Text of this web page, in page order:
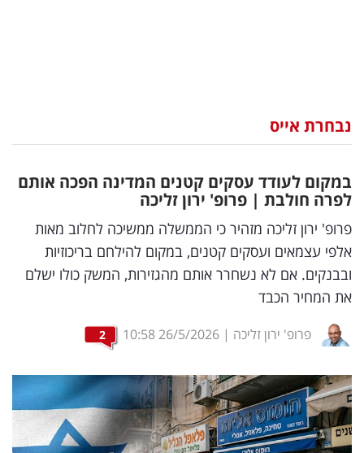
וצרכנות
דיגיטל
וטק
שיווק
ופרסום
משפט
ומחקרים
דעות
נבחרת אייס
במקום לעודד עסקים קטנים המדינה הפכה אותם
לפרה חולבת | פרופ' ירון זליכה
פרופ' ירון זליכה מזהיר כי הממשלה ממשיכה לחלוב מאות
אלפי עצמאים ועסקים קטנים, במקום להילחם בריכוזיות
ובבנקים. אם לא נשחרר אותם מהגזירות, המשק כולו ישלם
את המחיר הכבד
פרופ' ירון זליכה |
26/5/2026
10:58
2